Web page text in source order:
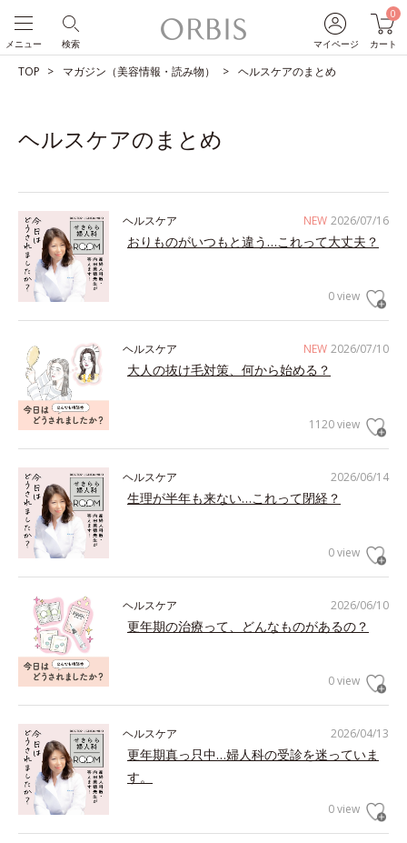
マイページ
0
カート
検索
メニュー
TOP マガジン（美容情報・読み物） ヘルスケアのまとめ
ヘルスケアのまとめ
NEW 2026/07/16
ヘルスケア
おりものがいつもと違う…これって大丈夫？
0 view
NEW 2026/07/10
ヘルスケア
大人の抜け毛対策、何から始める？
1120 view
2026/06/14
ヘルスケア
生理が半年も来ない…これって閉経？
0 view
2026/06/10
ヘルスケア
更年期の治療って、どんなものがあるの？
0 view
2026/04/13
ヘルスケア
更年期真っ只中…婦人科の受診を迷っていま
す。
0 view